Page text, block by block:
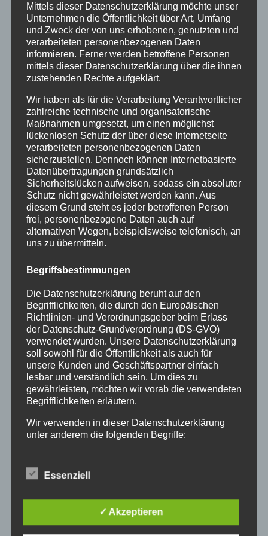
Neueste Beiträge
Energetische Gebäudesanierung zum
Effizienzhaus und Plus-Energie-Einfamilienhaus
Zukunftsorientierte Heiztechnik und Nutzung
erneuerbare Energien
20 Jahre Erzgruben Burgberg –
Jubiläumssommer mit vielen besonderen
Erlebnissen
Halbzeit im Mikrozensus
Burgberger Dorfabende
Allgemein
Amtliche Bekanntmachungen
Bürgerinformationen
Fortbildungen
Klimaschutz Best Practice
Startseite
Veranstaltungen
Stichwörter
Antrag Arbeiten
burgentage Bürger
Mittels dieser Datenschutzerklärung möchte unser
Unternehmen die Öffentlichkeit über Art, Umfang
und Zweck der von uns erhobenen, genutzten und
verarbeiteten personenbezogenen Daten
informieren. Ferner werden betroffene Personen
mittels dieser Datenschutzerklärung über die ihnen
zustehenden Rechte aufgeklärt.
Wir haben als für die Verarbeitung Verantwortlicher
zahlreiche technische und organisatorische
Maßnahmen umgesetzt, um einen möglichst
lückenlosen Schutz der über diese Internetseite
verarbeiteten personenbezogenen Daten
sicherzustellen. Dennoch können Internetbasierte
Datenübertragungen grundsätzlich
Sicherheitslücken aufweisen, sodass ein absoluter
Schutz nicht gewährleistet werden kann. Aus
diesem Grund steht es jeder betroffenen Person
frei, personenbezogene Daten auch auf
alternativen Wegen, beispielsweise telefonisch, an
uns zu übermitteln.
Begriffsbestimmungen
Die Datenschutzerklärung beruht auf den
Begrifflichkeiten, die durch den Europäischen
Richtlinien- und Verordnungsgeber beim Erlass
der Datenschutz-Grundverordnung (DS-GVO)
verwendet wurden. Unsere Datenschutzerklärung
soll sowohl für die Öffentlichkeit als auch für
unsere Kunden und Geschäftspartner einfach
lesbar und verständlich sein. Um dies zu
gewährleisten, möchten wir vorab die verwendeten
Begrifflichkeiten erläutern.
Wir verwenden in dieser Datenschutzerklärung
unter anderem die folgenden Begriffe:
die sich auf eine identifizierte oder identifizierbare
natürliche Person (im Folgenden „betroffene
Person") beziehen. Als identifizierbar wird eine
natürliche Person angesehen, die direkt oder
Essenziell
✓ Akzeptieren